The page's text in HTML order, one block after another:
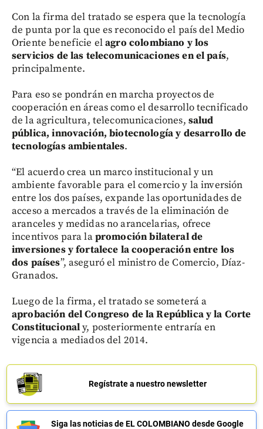
Con la firma del tratado se espera que la tecnología
de punta por la que es reconocido el país del Medio
Oriente beneficie elagro colombiano y los
servicios de las telecomunicaciones en el país,
principalmente.
Para eso se pondrán en marcha proyectos de
cooperación en áreas como el desarrollo tecnificado
de la agricultura, telecomunicaciones, salud
pública, innovación, biotecnología y desarrollo de
tecnologías ambientales.
“El acuerdo crea un marco institucional y un
ambiente favorable para el comercio y la inversión
entre los dos países, expande las oportunidades de
acceso a mercados a través de la eliminación de
aranceles y medidas no arancelarias, ofrece
incentivos para lapromoción bilateral de
inversiones y fortalece la cooperación entre los
dos países”, aseguró el ministro de Comercio, Díaz-
Granados.
Luego de la firma, el tratado se someterá a
aprobación del Congreso de la República y la Corte
Constitucionaly, posteriormente entraría en
vigencia a mediados del 2014.
Regístrate a nuestro newsletter
Siga las noticias de EL COLOMBIANO desde Google